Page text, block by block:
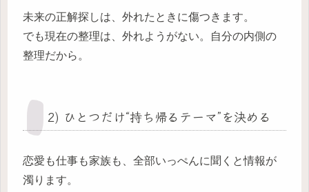
未来の正解探しは、外れたときに傷つきます。
でも現在の整理は、外れようがない。自分の内側の
整理だから。
2) ひとつだけ“持ち帰るテーマ”を決める
恋愛も仕事も家族も、全部いっぺんに聞くと情報が
濁ります。